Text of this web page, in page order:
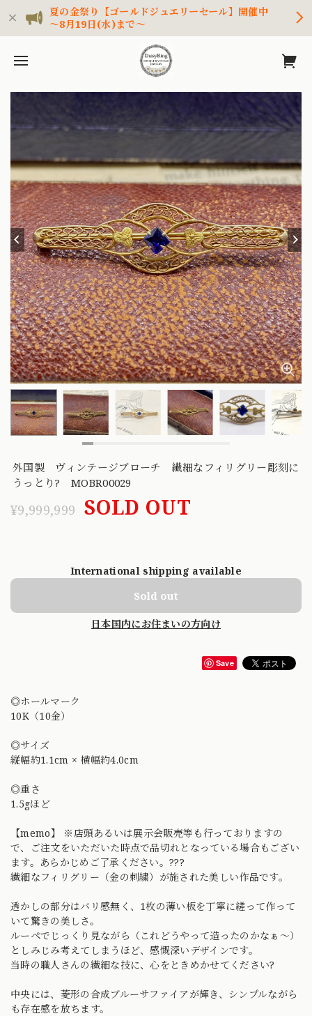
夏の金祭り【ゴールドジュエリーセール】開催中
～8月19日(水)まで～
外国製 ヴィンテージブローチ 繊細なフィリグリー彫刻に
うっとり? MOBR00029
¥9,999,999 SOLD OUT
International shipping available
Sold out
日本国内にお住まいの方向け
Save
◎ホールマーク
10K（10金）
◎サイズ
縦幅約1.1cm × 横幅約4.0cm
◎重さ
1.5gほど
【memo】 ※店頭あるいは展示会販売等も行っておりますの
で、ご注文をいただいた時点で品切れとなっている場合もござい
ます。あらかじめご了承ください。???
繊細なフィリグリー（金の刺繍）が施された美しい作品です。
透かしの部分はバリ感無く、1枚の薄い板を丁寧に縒って作って
いて驚きの美しさ。
ルーペでじっくり見ながら（これどうやって造ったのかなぁ〜）
としみじみ考えてしまうほど、感慨深いデザインです。
当時の職人さんの繊細な技に、心をときめかせてください?
中央には、菱形の合成ブルーサファイアが輝き、シンプルながら
も存在感を放ちます。